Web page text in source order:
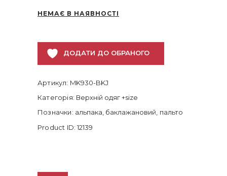
НЕМАЄ В НАЯВНОСТІ
ДОДАТИ ДО ОБРАНОГО
Артикул: MK930-BKJ
Категорія: Верхній одяг +size
Позначки: альпака, баклажановий, пальто
Product ID:12139